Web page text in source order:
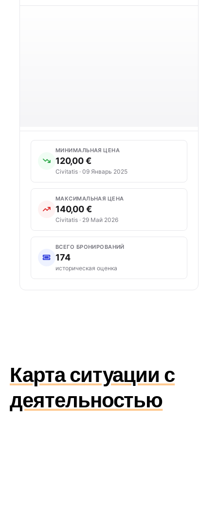
МИНИМАЛЬНАЯ ЦЕНА
120,00 €
Civitatis · 09 Январь 2025
МАКСИМАЛЬНАЯ ЦЕНА
140,00 €
Civitatis · 29 Май 2026
ВСЕГО БРОНИРОВАНИЙ
174
историческая оценка
Карта ситуации с
деятельностью